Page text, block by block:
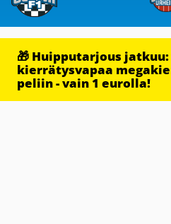
🎁 Huipputarjous jatkuu:
kierrätysvapaa
peliin - vain 1 eurolla!